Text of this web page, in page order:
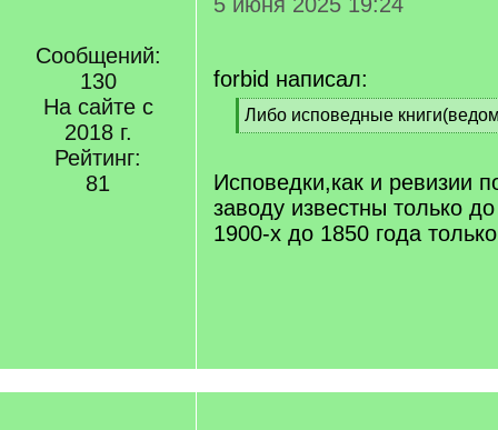
Сообщений:
130
На сайте с
2018 г.
Рейтинг:
81
forbid написал:
[
q
Либо исповедные
[
q
]
Исповедки,как и ревизии
заводу известны только
1900-х до 1850 года